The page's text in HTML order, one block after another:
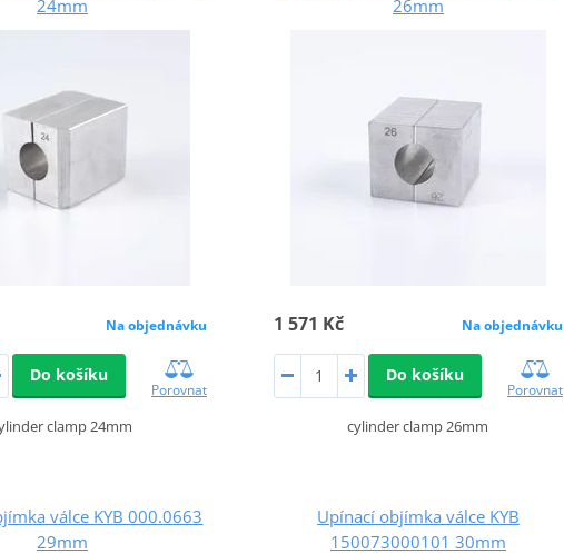
24mm
Na objednávku
Do košíku
Porovnat
clamp 24mm
26mm
1 571 Kč Na objednávku
Do košíku
Porovnat
cylinder clamp 26mm
válce KYB 000.0663
29mm
Upínací objímka válce KYB
150073000101 30mm